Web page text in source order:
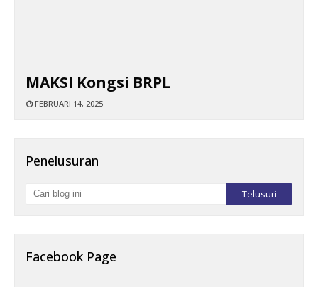
MAKSI Kongsi BRPL
FEBRUARI 14, 2025
Penelusuran
Facebook Page